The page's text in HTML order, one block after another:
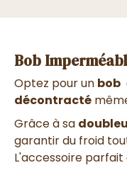
Bob
Optez pour un bob
décontracté
Grâce à sa
garantir du froid
L'accessoire